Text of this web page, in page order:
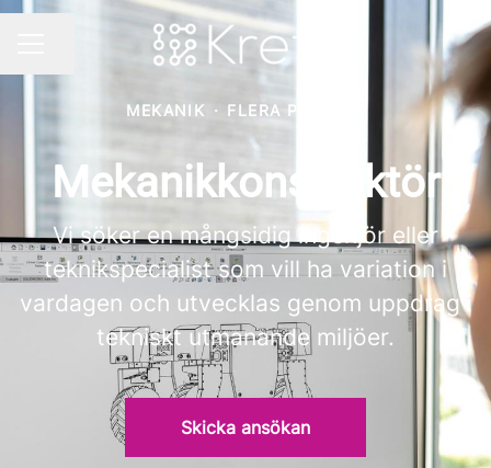
MEKANIK · FLERA PLATSER
Mekanikkonstruktör
Vi söker en mångsidig ingenjör eller
teknikspecialist som vill ha variation i
vardagen och utvecklas genom uppdrag i
tekniskt utmanande miljöer.
Skicka ansökan